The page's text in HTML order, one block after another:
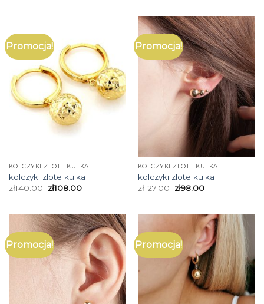
Promocja!
KOLCZYKI ZLOTE KULKA
kolczyki zlote kulka
zł140.00 zł108.00
Promocja!
KOLCZYKI ZLOTE KULKA
kolczyki zlote kulka
zł127.00 zł98.00
Promocja! Promocja!